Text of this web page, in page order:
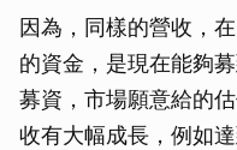
因為，同樣的營收，
的資金，是現在能夠
募資，市場願意給的
收有大幅成長，例如